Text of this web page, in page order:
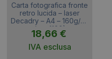
Carta fotografica fronte
retro lucida – laser
Decadry – A4 – 160g/m²
(conf.100)
18,66 €
IVA esclusa